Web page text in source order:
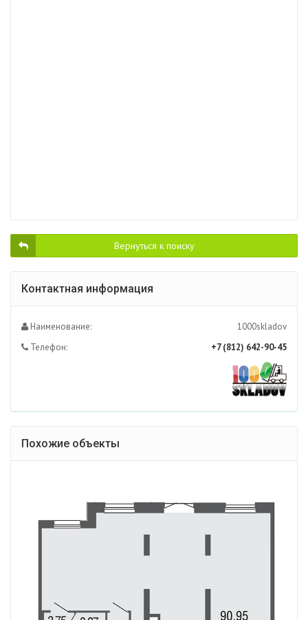
Вернуться к поиску
Контактная информация
Наименование:
1000skladov
Телефон:
+7 (812) 642-90-45
Похожие объекты